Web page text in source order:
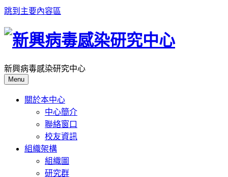
跳到主要內容區
新興病毒感染研究中心
Menu
關於本中心
中心簡介
聯絡窗口
校友資訊
組織架構
組織圖
研究群